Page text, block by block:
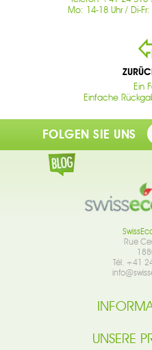
Mo: 14-18 Uhr / Di-
Ein
Einfache
FOLGEN SIE UNS
Rue
Tél. +41
UNSERE